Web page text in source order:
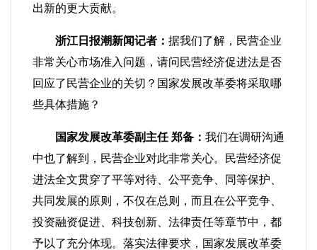
出新的更大贡献。
浙江日报潮新闻记者： 据我们了解，民营企业
非常关心市场准入问题，请问民营经济促进法是否
回应了民营企业的关切？国家发展改革委将采取哪
些具体措施？
国家发展改革委副主任 郑备： 我们在调研沟通
中也了解到，民营企业对此非常关心。民营经济促
进法全文贯穿了平等对待、公平竞争、同等保护、
共同发展的原则，不仅在总则，而且在公平竞争、
投资融资促进、科技创新、法律责任等章节中，都
予以了充分体现。落实法律要求，国家发展改革委